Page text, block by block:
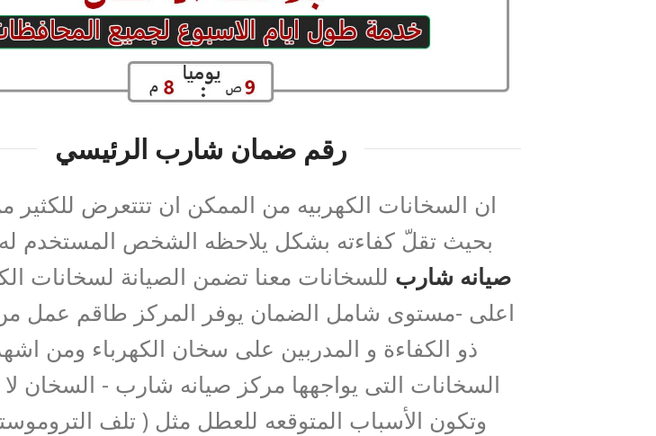
رقم ضمان شارب الرئيسي
ان السخانات الكهربيه من الممكن ان تتتعرض للكثير
بحيث تقلّ كفاءته بشكل يلاحظه الشخص المستخدم
صيانه شارب للسخانات معنا تضمن الصيانة لسخانات
اعلى -مستوى شامل الضمان يوفر المركز طاقم عمل
ذو الكفاءة و المدربين على سخان الكهرباء ومن
السخانات التى يواجهها مركز صيانه شارب - السخان لا
وتكون الأسباب المتوقعه للعطل مثل ( تلف